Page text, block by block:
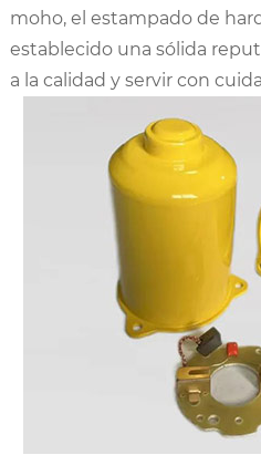
moho, el estampado de
establecido una sólida
a la calidad y servir con